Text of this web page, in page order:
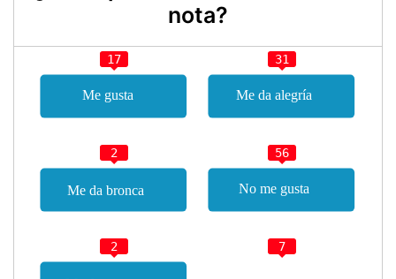
nota?
17 31
2 56
2 7